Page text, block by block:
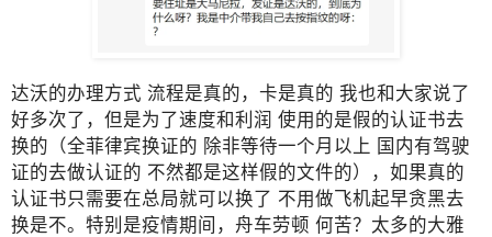
达沃的办理方式 流程是真的，卡是真的 我也和大家说了
好多次了，但是为了速度和利润 使用的是假的认证书去
换的（全菲律宾换证的 除非等待一个月以上 国内有驾驶
证的去做认证的 不然都是这样假的文件的），如果真的
认证书只需要在总局就可以换了 不用做飞机起早贪黑去
换是不。特别是疫情期间，舟车劳顿 何苦？太多的大雅